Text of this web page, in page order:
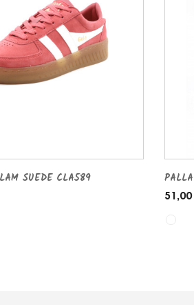
SUEDE CLA589
51,00